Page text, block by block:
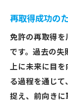
再取得成功の
免許の再取得
です。過去の失
上に未来に目を
る過程を通じ
捉え、前向きに